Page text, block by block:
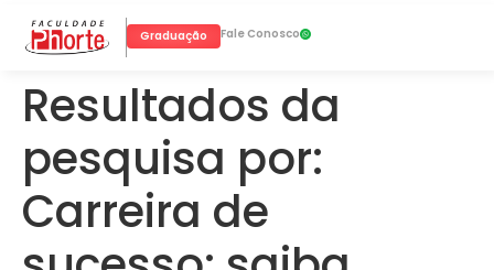
Graduação Fale Conosco
Resultados da
pesquisa por:
Carreira de